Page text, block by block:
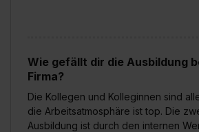
Wie gefällt dir die Ausbildung
Firma?
Die Kollegen und Kolleginnen sind
die Arbeitsatmosphäre ist top. Die
Ausbildung ist durch den internen